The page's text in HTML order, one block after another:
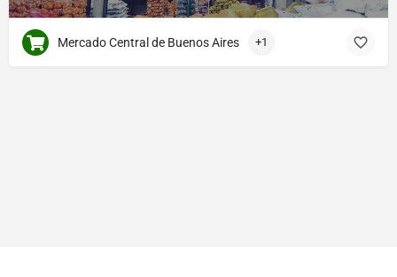
Mercado Central de Buenos Aires +1